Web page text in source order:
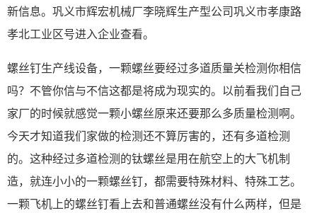
新信息。巩义市辉宏机械厂李晓辉生产型公司巩义市孝康路
孝北工业区号进入企业查看。
螺丝钉生产线设备，一颗螺丝要经过多道质量关检测你相信
吗？不管你信与不信这都是将成为现实的。以前看我们自己
家厂的时候就感觉一颗小螺丝原来还要那么多质量检测啊。
今天才知道我们家做的检测还不算厉害的，还有多道检测
的。这种经过多道检测的钛螺丝是用在航空上的大飞机制
造，就连小小的一颗螺丝钉，都需要特殊材料、特殊工艺。
一颗飞机上的螺丝钉看上去和普通螺丝没有什么两样，但是